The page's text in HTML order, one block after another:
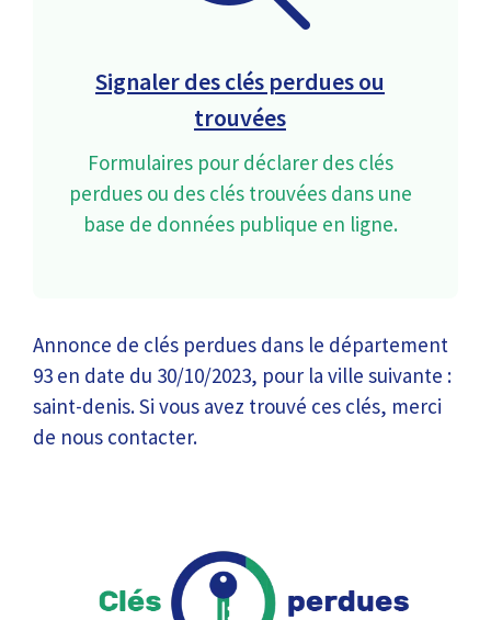
Signaler des clés perdues ou
trouvées
Formulaires pour déclarer des clés
perdues ou des clés trouvées dans une
base de données publique en ligne.
Annonce de clés perdues dans le département
93 en date du 30/10/2023, pour la ville suivante :
saint-denis. Si vous avez trouvé ces clés, merci
de nous contacter.